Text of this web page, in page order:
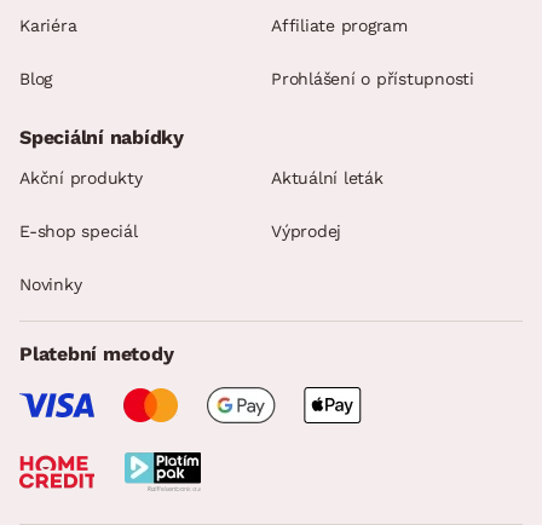
Kariéra
Blog
Affiliate program
Prohlášení o přístupnosti
Speciální nabídky
Akční produkty Aktuální leták
E-shop speciál Výprodej
Novinky
Platební metody